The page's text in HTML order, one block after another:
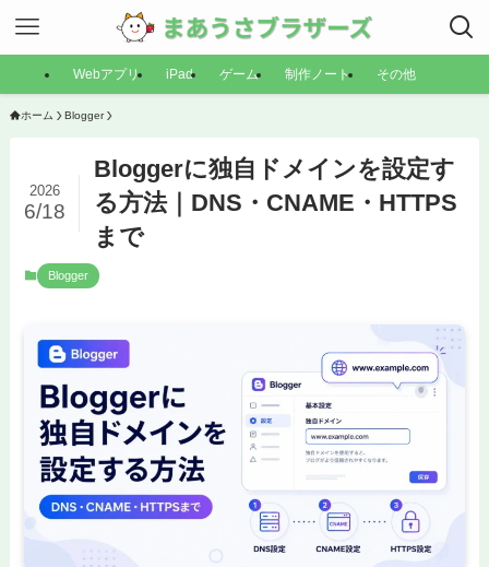
Webアプリ iPad ゲーム 制作ノート その他
ホーム Blogger
Bloggerに独自ドメインを設定す
る方法｜DNS・CNAME・HTTPS
まで
2026
6/18
Blogger